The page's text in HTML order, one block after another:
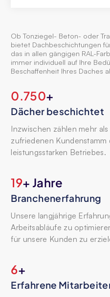
Ob Tonziegel- Beton- oder
bietet Dachbeschichtungen
das in allen gängigen RAL-
immer individuell auf Ihre
Beschaffenheit Ihres Daches
1.200+
Dächer beschichtet
Inzwischen zählen mehr
zufriedenen
leistungsstarken Betriebes.
30+ Jahre
Branchenerfahrung
Unsere langjährige
Arbeitsabläufe zu
für unsere Kunden zu
10+
Erfahrene